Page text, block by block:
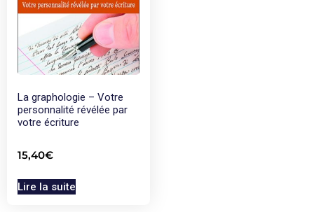
La graphologie – Votre
personnalité révélée par
votre écriture
15,40€
Lire la suite